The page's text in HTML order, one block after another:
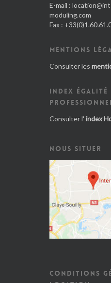
E-mail :
moduling.com
Fax :
MENTIONS
Consulter les
INDEX ÉGALITÉ
Consulter l' index
NOUS SITUER
CONDITIONS